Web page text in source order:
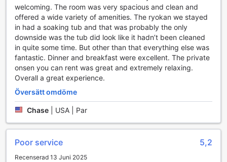
hem finns det också en present- och souvenirbutik, perfekt
för att hitta unika gåvor till nära och kära. Med dessa
underhållningsfaciliteter är Atami Sekitei den perfekta
platsen för en minnesvärd vistelse.
Bekvämlighetsfaciliteter på Atami Sekitei
Atami Sekitei erbjuder en rad bekvämlighetsfaciliteter som
avkopplande. Med en effektiv tvättservice och kemtvätt
kan du enkelt hålla dina kläder fräscha och i toppskick
under hela din tid på hotellet. Dessutom finns det en
praktisk rumsservice som gör att du kan njuta av läckra
när du vill koppla av i lugn och ro.
Hotellets concierge är alltid redo att hjälpa till med att
welcoming. The room was very spacious and clean and
offered a wide variety of amenities. The ryokan we stayed
in had a soaking tub and that was probably the only
downside was the tub did look like it hadn’t been cleaned
in quite some time. But other than that everything else was
fantastic. Dinner and breakfast were excellent. The private
onsen you can rent was great and extremely relaxing.
Overall a great experience.
Översätt omdöme
Chase USA | Par
Poor service 5,2
Recenserad 13 Juni 2025